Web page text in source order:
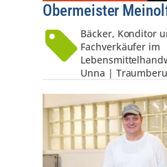
Obermeister
Bäcker, Konditor
Fachverkäufer im
Unna |